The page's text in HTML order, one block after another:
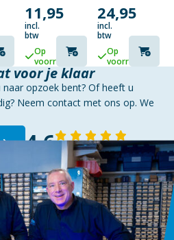
– 6.3
MONO
| 6
METER
11,95
incl.
btw
Op
voorraad
PROF
24,95
incl.
btw
Op
voorraad
voor je klaar
opzoek bent? Of heeft u
Neem contact met ons op. We
4,6 143 reviews